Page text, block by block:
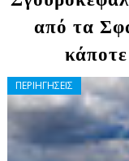
από τα
ΠΕΡΙΗΓΗΣΕΙΣ